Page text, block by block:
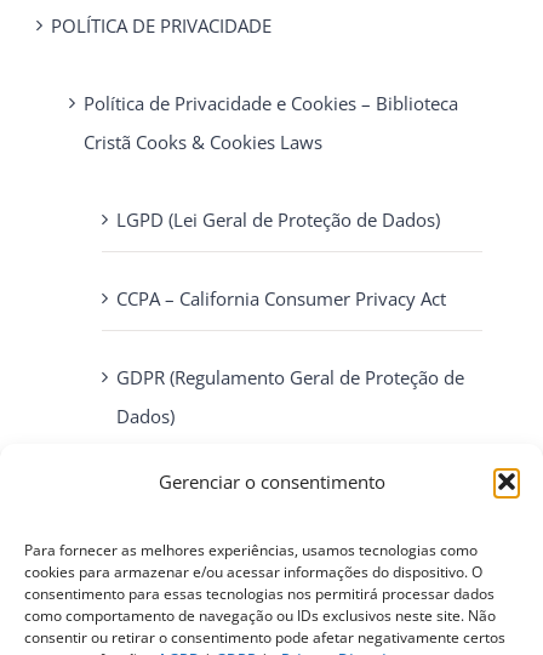
Gerenciar o consentimento
Para fornecer as melhores experiências, usamos tecnologias como
cookies para armazenar e/ou acessar informações do dispositivo. O
consentimento para essas tecnologias nos permitirá processar dados
como comportamento de navegação ou IDs exclusivos neste site. Não
consentir ou retirar o consentimento pode afetar negativamente certos
POLÍTICA DE PRIVACIDADE
Política de Privacidade e Cookies – Biblioteca
Cristã Cooks & Cookies Laws
LGPD (Lei Geral de Proteção de Dados)
CCPA – California Consumer Privacy Act
GDPR (Regulamento Geral de Proteção de
Dados)
ePrivacy Directive (Diretiva ePrivacidade)
PIPEDA (Personal Information Protection
and Electronic Documents Act)